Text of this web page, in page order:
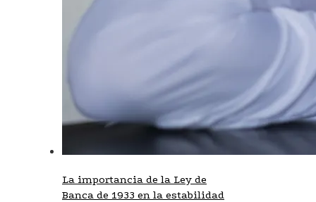
La importancia de la Ley de
Banca de 1933 en la estabilidad